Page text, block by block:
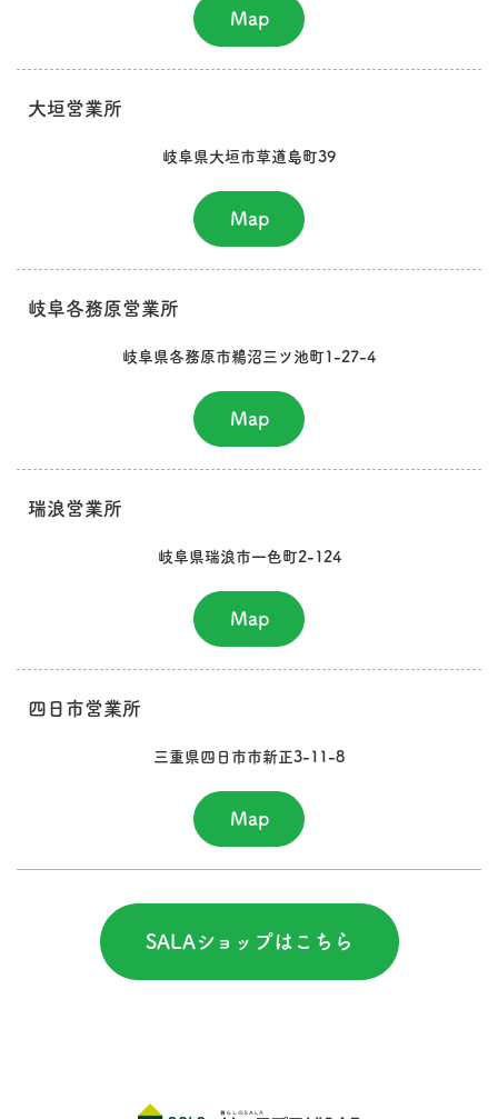
Map
大垣営業所
岐阜県大垣市草道島町39
Map
岐阜各務原営業所
岐阜県各務原市鵜沼三ツ池町1-27-4
Map
瑞浪営業所
岐阜県瑞浪市一色町2-124
Map
四日市営業所
三重県四日市市新正3-11-8
Map
SALAショップはこちら